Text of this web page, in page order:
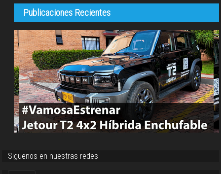
Publicaciones Recientes
Siguenos en nuestras redes